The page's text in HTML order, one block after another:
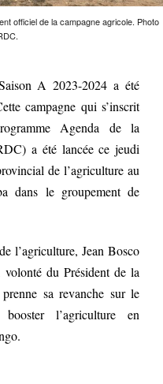
officiel de la campagne agricole. Photo
A 2023-2024 a été
campagne qui s’inscrit
Agenda de la
a été lancée ce jeudi
de l’agriculture au
dans le groupement de
l’agriculture, Jean Bosco
du Président de la
sa revanche sur le
l’agriculture en